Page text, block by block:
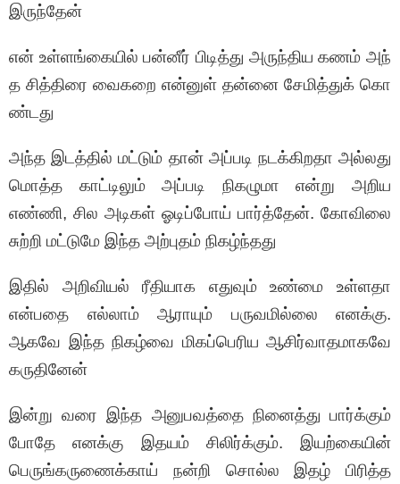
இருந்தேன்
என் உள்ளங்கையில் பன்னீர் பிடித்து அருந்திய கணம் அந்
த சித்திரை வைகறை என்னுள் தன்னை சேமித்துக் கொ
ண்டது
அந்த இடத்தில் மட்டும் தான் அப்படி நடக்கிறதா அல்லது
மொத்த காட்டிலும் அப்படி நிகழுமா என்று அறிய
எண்ணி, சில அடிகள் ஓடிப்போய் பார்த்தேன். கோவிலை
சுற்றி மட்டுமே இந்த அற்புதம் நிகழ்ந்தது
இதில் அறிவியல் ரீதியாக எதுவும் உண்மை உள்ளதா
என்பதை எல்லாம் ஆராயும் பருவமில்லை எனக்கு.
ஆகவே இந்த நிகழ்வை மிகப்பெரிய ஆசிர்வாதமாகவே
கருதினேன்
இன்று வரை இந்த அனுபவத்தை நினைத்து பார்க்கும்
போதே எனக்கு இதயம் சிலிர்க்கும். இயற்கையின்
பெருங்கருணைக்காய் நன்றி சொல்ல இதழ் பிரித்த